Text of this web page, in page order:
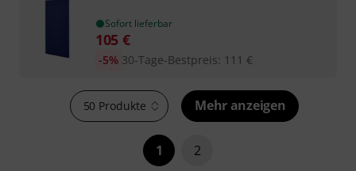
Sofort lieferbar
105 €
30-Tage-Bestpreis: 111 €
-5%
50 Produkte Mehr anzeigen
1 2